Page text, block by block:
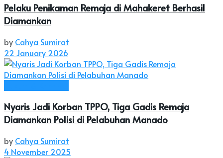
Pelaku Penikaman Remaja di Mahakeret Berhasil
Diamankan
by Cahya Sumirat
22 January 2026
Nyaris Jadi Korban TPPO, Tiga Gadis Remaja
Diamankan Polisi di Pelabuhan Manado
by Cahya Sumirat
4 November 2025